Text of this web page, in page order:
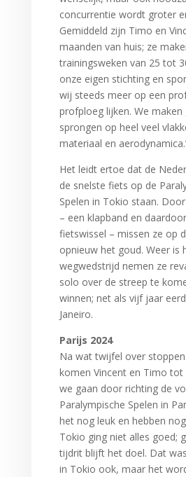
concurrentie wordt groter
Gemiddeld zijn Timo en
maanden van huis; ze
trainingsweken van 25 tot
onze eigen stichting en
wij steeds meer op een
profploeg lijken. We maken
sprongen op heel veel
materiaal en aerodynamica.’
Het leidt ertoe dat de
de snelste fiets op de
Spelen in Tokio staan.
– een klapband en
fietswissel – missen ze op
opnieuw het goud. Weer is
wegwedstrijd nemen ze
solo over de streep te
winnen; net als vijf jaar
Janeiro.
Parijs 2024
Na wat twijfel over
komen Vincent en Timo tot
we gaan door richting de
Paralympische Spelen in
het nog leuk en hebben
Tokio ging niet alles goed;
tijdrit blijft het doel. Dat
in Tokio ook, maar het